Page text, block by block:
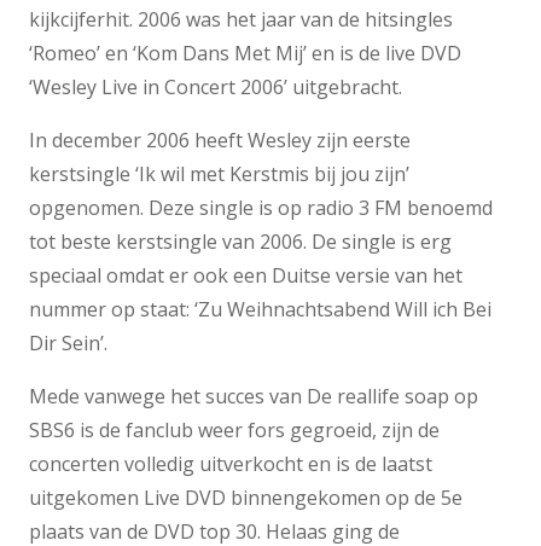
kijkcijferhit. 2006 was het jaar van de hitsingles
‘Romeo’ en ‘Kom Dans Met Mij’ en is de live DVD
‘Wesley Live in Concert 2006’ uitgebracht.
In december 2006 heeft Wesley zijn eerste
kerstsingle ‘Ik wil met Kerstmis bij jou zijn’
opgenomen. Deze single is op radio 3 FM benoemd
tot beste kerstsingle van 2006. De single is erg
speciaal omdat er ook een Duitse versie van het
nummer op staat: ‘Zu Weihnachtsabend Will ich Bei
Dir Sein’.
Mede vanwege het succes van De reallife soap op
SBS6 is de fanclub weer fors gegroeid, zijn de
concerten volledig uitverkocht en is de laatst
uitgekomen Live DVD binnengekomen op de 5e
plaats van de DVD top 30. Helaas ging de